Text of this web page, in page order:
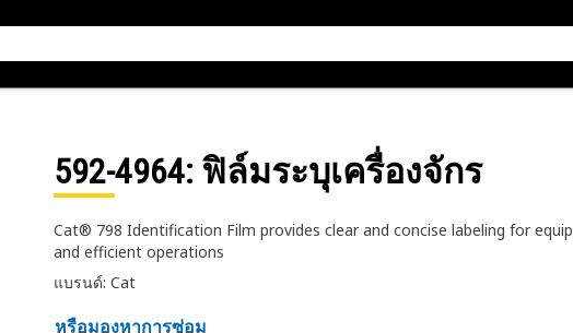
592-4964: ฟิล์มระบุเครื่องจักร
Cat® 798 Identification Film provides clear and concise labeling for
and efficient operations
แบรนด์: Cat
หรือมองหาการซ่อม